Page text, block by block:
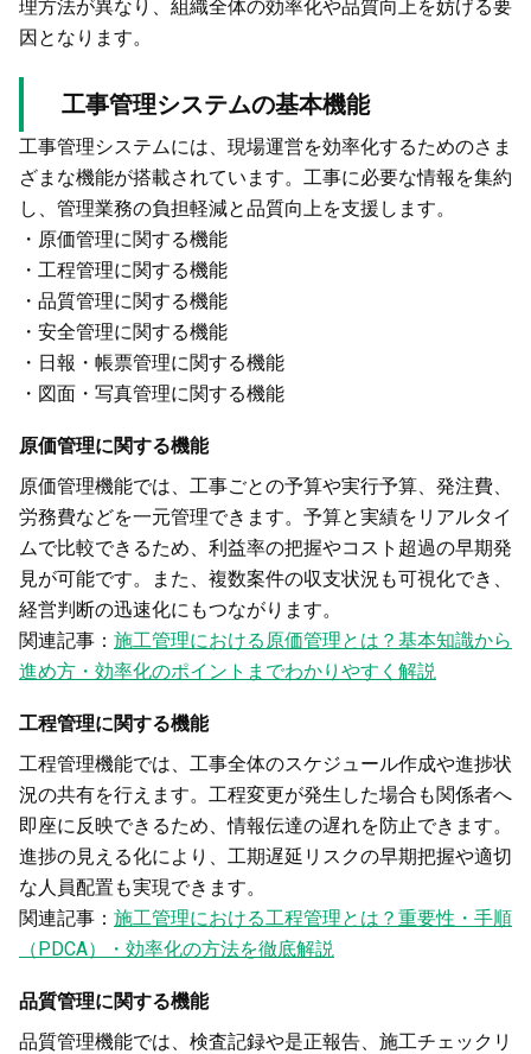
理方法が異なり、組織全体の効率化や品質向上を妨げる要
因となります。
工事管理システムの基本機能
工事管理システムには、現場運営を効率化するためのさま
ざまな機能が搭載されています。工事に必要な情報を集約
し、管理業務の負担軽減と品質向上を支援します。
・原価管理に関する機能
・工程管理に関する機能
・品質管理に関する機能
・安全管理に関する機能
・日報・帳票管理に関する機能
・図面・写真管理に関する機能
原価管理に関する機能
原価管理機能では、工事ごとの予算や実行予算、発注費、
労務費などを一元管理できます。予算と実績をリアルタイ
ムで比較できるため、利益率の把握やコスト超過の早期発
見が可能です。また、複数案件の収支状況も可視化でき、
経営判断の迅速化にもつながります。
関連記事： 施工管理における原価管理とは？基本知識から
進め方・効率化のポイントまでわかりやすく解説
工程管理に関する機能
工程管理機能では、工事全体のスケジュール作成や進捗状
況の共有を行えます。工程変更が発生した場合も関係者へ
即座に反映できるため、情報伝達の遅れを防止できます。
進捗の見える化により、工期遅延リスクの早期把握や適切
な人員配置も実現できます。
関連記事： 施工管理における工程管理とは？重要性・手順
（PDCA）・効率化の方法を徹底解説
品質管理に関する機能
品質管理機能では、検査記録や是正報告、施工チェックリ